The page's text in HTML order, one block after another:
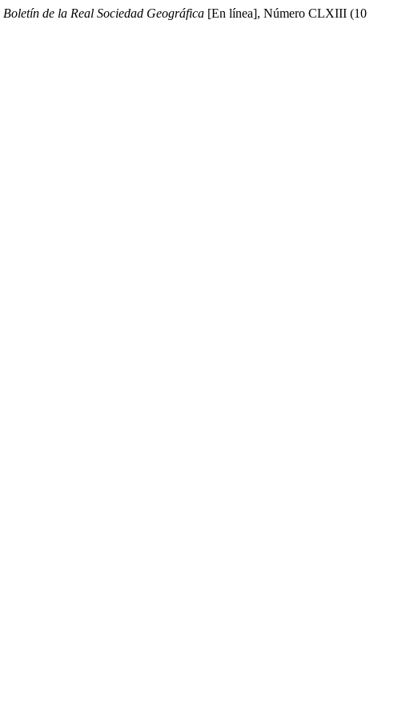
Boletín de la Real Sociedad Geográfica [En línea], Número CLXIII (10